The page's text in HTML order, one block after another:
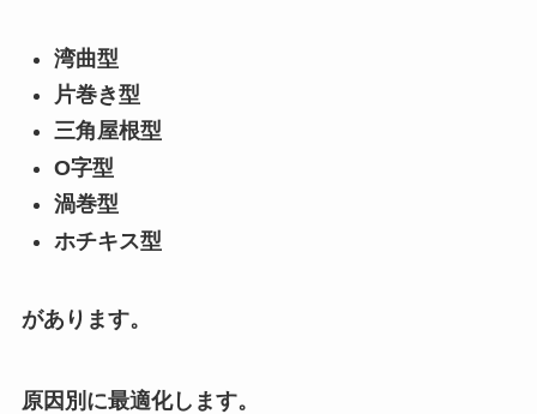
湾曲型
片巻き型
三角屋根型
O字型
渦巻型
ホチキス型
があります。
原因別に最適化します。